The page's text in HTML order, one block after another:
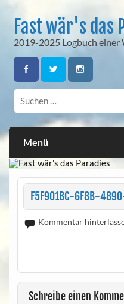
contentFast wär's das
2019-2025 Logbuch einer
Menü
F5F901BC-6F8B-
Kommentar
Schreibe einen